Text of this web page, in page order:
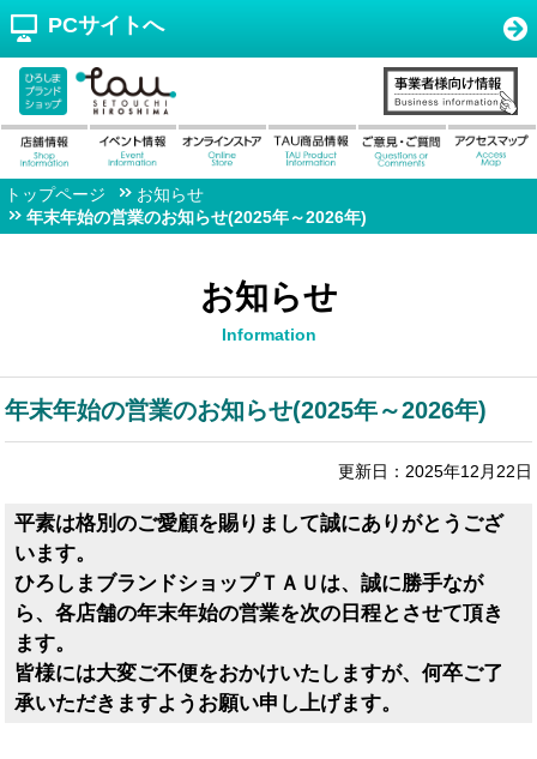
PCサイトへ
トップページ
お知らせ
年末年始の営業のお知らせ(2025年～2026年)
お知らせ
Information
年末年始の営業のお知らせ(2025年～2026年)
更新日：2025年12月22日
平素は格別のご愛顧を賜りまして誠にありがとうござ
います。
ひろしまブランドショップＴＡＵは、誠に勝手なが
ら、各店舗の年末年始の営業を次の日程とさせて頂き
ます。
皆様には大変ご不便をおかけいたしますが、何卒ご了
承いただきますようお願い申し上げます。